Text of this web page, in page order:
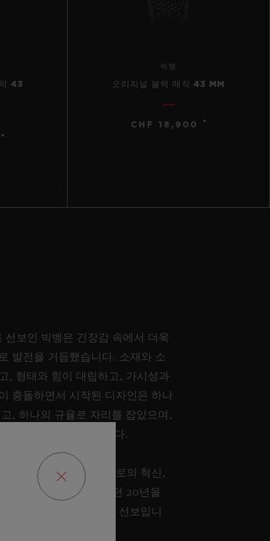
43
•
빅뱅
오리지널 블랙 매직 43 MM
CHF 18,900 •
선보인 빅뱅은 긴장감 속에서 더욱
발전을 거듭했습니다. 소재와 소
, 형태와 힘이 대립하고, 가시성과
충돌하면서 시작된 디자인은 하나
, 하나의 규율로 자리를 잡았으며,
콘으로 자리 잡았습니다.
작점으로 돌아가 위블로의 혁신,
탁월한 기술이 가득했던 20년을
뱅 오리지널 유니코를 선보입니